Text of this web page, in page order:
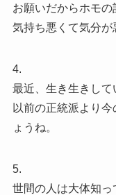
お願いだからホモの
気持ち悪くて気分が
4.
最近、生き生きして
以前の正統派より
ょうね。
5.
世間の人は大体知